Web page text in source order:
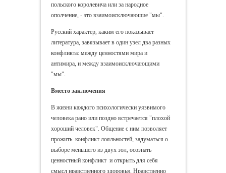
польского королевича или за народное
ополчение, - это взаимоисключающие "мы".
Русский характер, каким его показывает
литература, завязывает в один узел два разных
конфликта: между ценностями мира и
антимира, и между взаимоисключающими
"мы".
Вместо заключения
В жизни каждого психологически уязвимого
человека рано или поздно встречается "плохой
хороший человек". Общение с ним позволяет
прожить конфликт лояльностей, задуматься о
выборе меньшего из двух зол, осознать
ценностный конфликт и открыть для себя
смысл нравственного здоровья. Нравственно